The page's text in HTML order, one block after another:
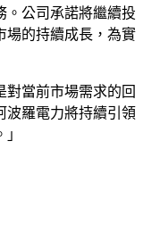
。公司承諾將繼續投
場的持續成長，為實
對當前市場需求的回
波羅電力將持續引領